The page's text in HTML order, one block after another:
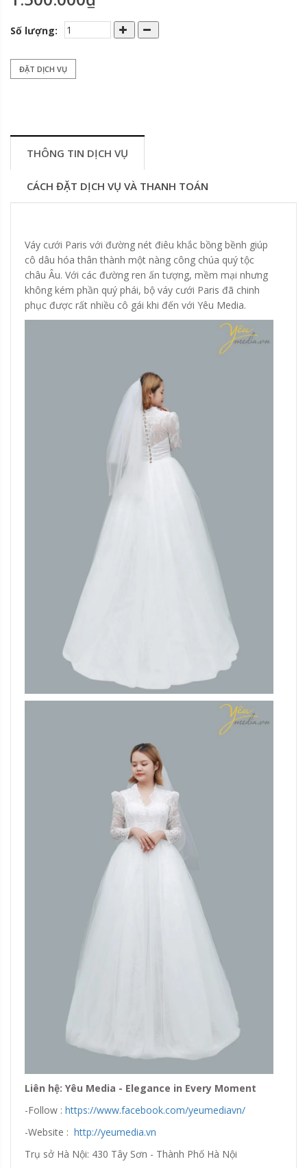
Số lượng:
ĐẶT DỊCH VỤ
THÔNG TIN DỊCH VỤ
CÁCH ĐẶT DỊCH VỤ VÀ THANH TOÁN
Váy cưới Paris với đường nét điêu khắc bồng bềnh giúp
cô dâu hóa thân thành một nàng công chúa quý tộc
châu Âu. Với các đường ren ấn tượng, mềm mại nhưng
không kém phần quý phái, bộ váy cưới Paris đã chinh
phục được rất nhiều cô gái khi đến với Yêu Media.
Liên hệ: Yêu Media - Elegance in Every Moment
-Follow : https://www.facebook.com/yeumediavn/
-Website : http://yeumedia.vn
Trụ sở Hà Nội: 430 Tây Sơn - Thành Phố Hà Nội